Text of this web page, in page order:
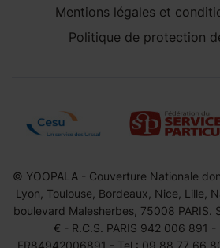
Mentions légales et
Politique de protection
© YOOPALA - Couverture Nationale
Lyon, Toulouse, Bordeaux, Nice, Lille,
boulevard Malesherbes, 75008 PARIS.
€ - R.C.S. PARIS 942 006 891 -
FR84942006891 - Tel : 09 88 77 66